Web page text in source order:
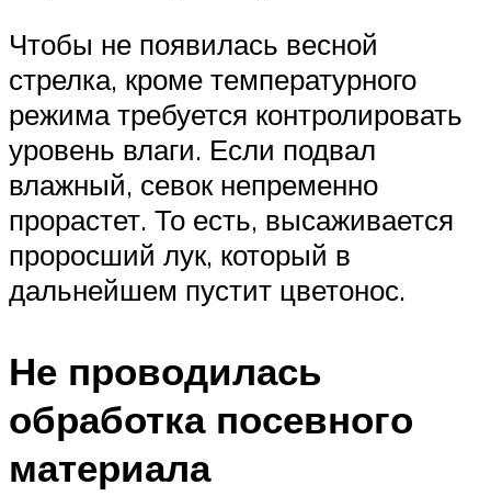
Чтобы не появилась весной
стрелка, кроме температурного
режима требуется контролировать
уровень влаги. Если подвал
влажный, севок непременно
прорастет. То есть, высаживается
проросший лук, который в
дальнейшем пустит цветонос.
Не проводилась
обработка посевного
материала